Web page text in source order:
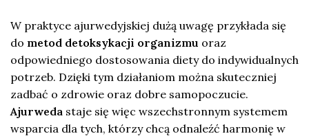
W praktyce ajurwedyjskiej dużą uwagę przykłada się
do metod detoksykacji organizmu oraz
odpowiedniego dostosowania diety do indywidualnych
potrzeb. Dzięki tym działaniom można skuteczniej
zadbać o zdrowie oraz dobre samopoczucie.
Ajurweda staje się więc wszechstronnym systemem
wsparcia dla tych, którzy chcą odnaleźć harmonię w